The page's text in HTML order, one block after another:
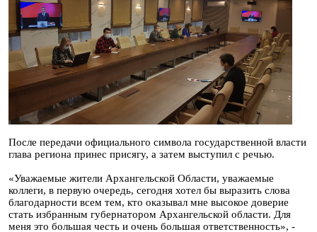
После передачи официального символа государственной власти
глава региона принес присягу, а затем выступил с речью.
«Уважаемые жители Архангельской Области, уважаемые
коллеги, в первую очередь, сегодня хотел бы выразить слова
благодарности всем тем, кто оказывал мне высокое доверие
стать избранным губернатором Архангельской области. Для
меня это большая честь и очень большая ответственность», -